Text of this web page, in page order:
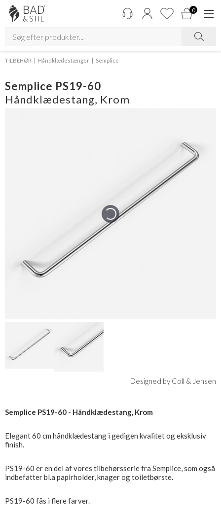
0
TILBEHØR Håndklædestænger Semplice
Semplice PS19-60
Håndklædestang, Krom
Designed by Coll & Jensen
Semplice PS19-60 - Håndklædestang, Krom
Elegant 60 cm håndklædestang i gedigen kvalitet og eksklusiv
finish.
PS19-60 er en del af vores tilbehørsserie fra Semplice, som også
indbefatter bl.a papirholder, knager og toiletbørste.
PS19-60 fås i flere farver.